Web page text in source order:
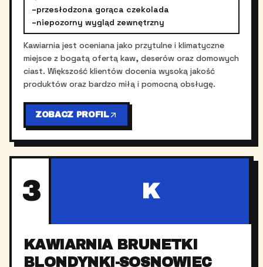
–przesłodzona gorąca czekolada
–niepozorny wygląd zewnętrzny
Kawiarnia jest oceniana jako przytulne i klimatyczne
miejsce z bogatą ofertą kaw, deserów oraz domowych
ciast. Większość klientów docenia wysoką jakość
produktów oraz bardzo miłą i pomocną obsługę.
ZOBACZ PROFIL
3 K
KAWIARNIA BRUNETKI
BLONDYNKI-SOSNOWIEC